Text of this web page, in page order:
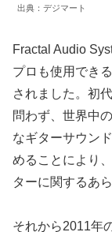
出典：デジマート
Fractal Audio
プロも使用でき
されました。初
問わず、世界中
なギターサウン
めることにより
ターに関するあ
それから2011年